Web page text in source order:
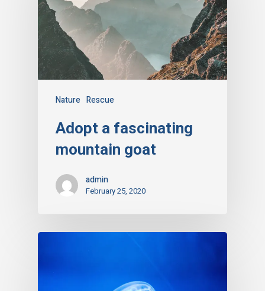
Nature Rescue
Adopt a fascinating
mountain goat
admin
February 25, 2020